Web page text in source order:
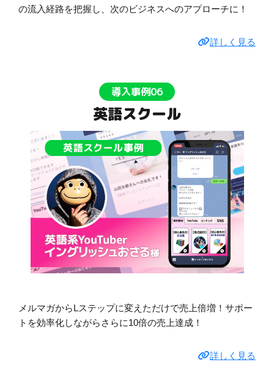
の流入経路を把握し、次のビジネスへのアプローチに！
詳しく見る
導入事例06
英語スクール
メルマガからLステップに変えただけで売上倍増！サポー
トを効率化しながらさらに10倍の売上達成！
詳しく見る